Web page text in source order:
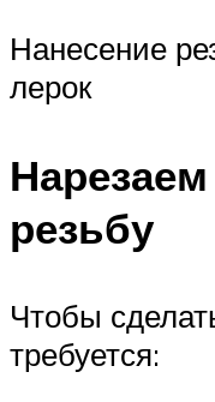
Нанесение
лерок
резьбу
Чтобы
требуется: